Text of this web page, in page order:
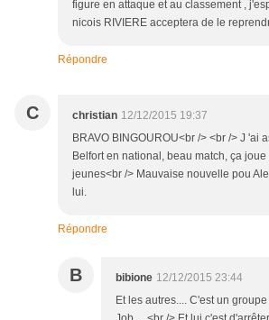
figure en attaque et au classement ,
nicois RIVIERE acceptera de le
Répondre
C christian 12/12/2015 19:37
BRAVO BINGOUROU<br /> <br /> J 'ai
Belfort en national, beau match, ça
jeunes<br /> Mauvaise nouvelle pou
lui.
Répondre
B bibione 12/12/2015 23:44
Et les autres.... C'est un